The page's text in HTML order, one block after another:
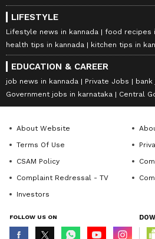
LIFESTYLE
Lifestyle news in kannada
food recipes
health tips in kannada
kitchen tips in
EDUCATION & CAREER
job news in kannada Private Jobs
bank
Government jobs in karnataka
Central
About Website
Terms Of Use
CSAM Policy
Complaint Redressal - TV
Investors
FOLLOW US ON